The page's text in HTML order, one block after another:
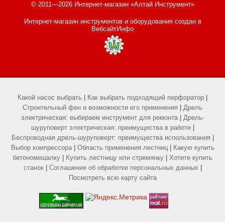
© 2011—2026 Интернет-магазин «Алтай Инструмент»
Интернет-магазин инструментов и оборудованиясоздан в
ВебсайтИнфо
Какой насос выбрать Как выбрать подходящий перфоратор
Строительный фен и возможности его применения
Дрель
электрическая: выбираем инструмент для ремонта| Дрель-
шуруповерт электрическая: преимущества в работе|
Беспроводная дрель-шуруповерт: преимущества использования
Выбор компрессора| Область применения лестниц|
Какую купить
бетономешалку
Купить лестницу или стремянку
Хотите купить
станок| Соглашение об обработке персональных данных
Посмотреть всю карту сайта